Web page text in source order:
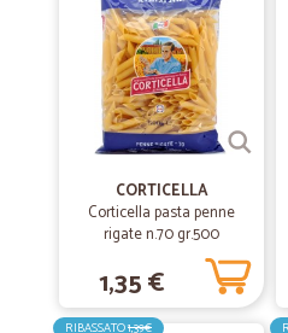
—Ezio F.
Do ⭐⭐⭐⭐⭐ per avere ricevuto
Do ⭐⭐⭐⭐⭐ per avere ricevuto il
tempo. Sicuramente continuerò a
—Giada R.
Comodo,rapido, ottimo servizio
Comodo, rapido, ottimo imballaggio
CORTICELLA
Corticella pasta penne
rigate n.70 gr.500
1,35 €
RIBASSATO1,39€